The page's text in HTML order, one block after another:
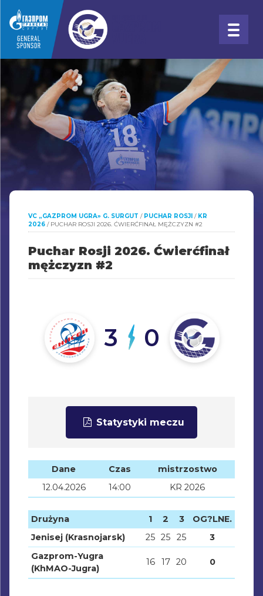
VC „GAZPROM UGRA» G. SURGUT / PUCHAR ROSJI / KR
2026 / PUCHAR ROSJI 2026. ĆWIERĆFINAŁ MĘŻCZYZN #2
Puchar Rosji 2026. Ćwierćfinał
mężczyzn #2
3 0
Statystyki meczu
Dane Czas
mistrzostwo
12.04.2026
14:00 KR 2026
Drużyna 1 2 3
OG?LNE.
Jenisej (Krasnojarsk)
25 25 25
3
Gazprom-Yugra
(KhMAO-Jugra)
16 17 20 0